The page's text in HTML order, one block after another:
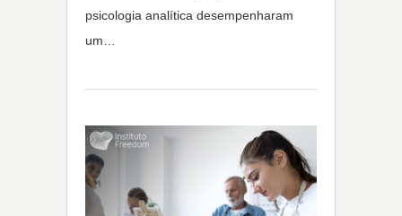
psicologia analítica desempenharam
um…